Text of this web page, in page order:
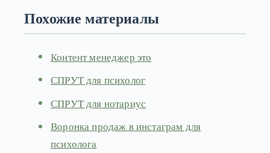
Похожие материалы
Контент менеджер это
СПРУТ для психолог
СПРУТ для нотариус
Воронка продаж в инстаграм для
психолога